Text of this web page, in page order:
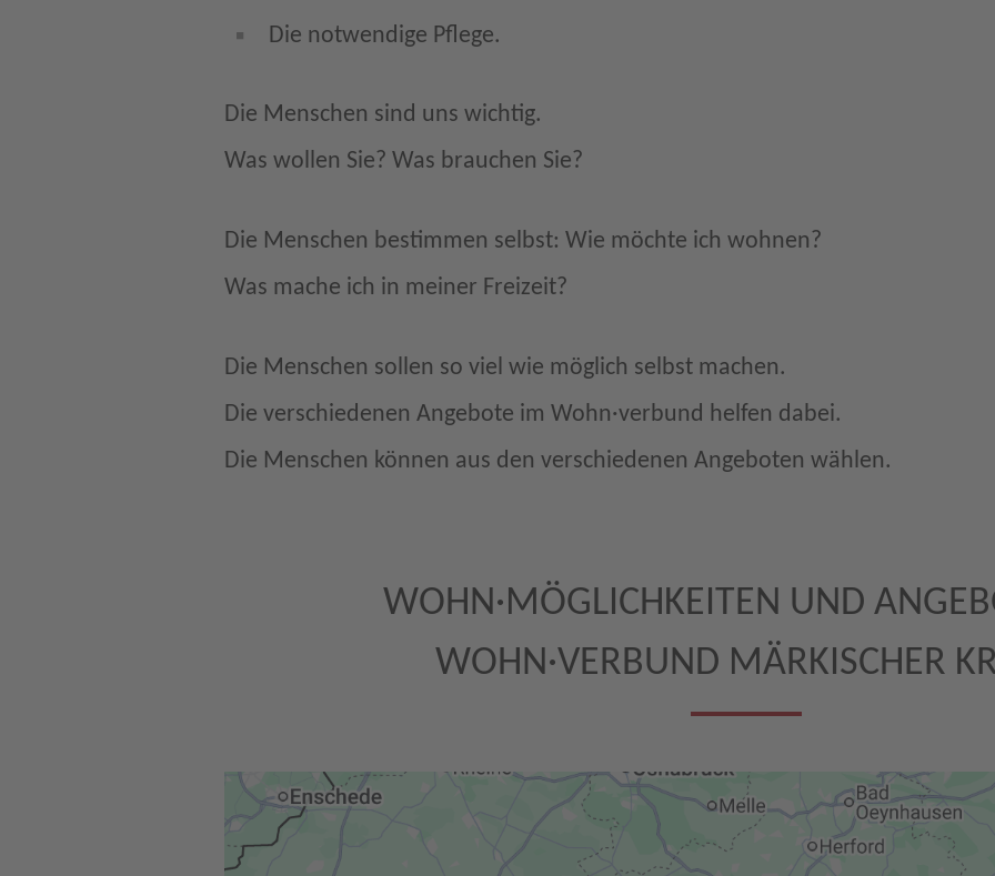
Die notwendige Pflege.
Die Menschen sind uns wichtig.
Was wollen Sie? Was brauchen Sie?
Die Menschen bestimmen selbst: Wie möchte ich wohnen?
Was mache ich in meiner Freizeit?
Die Menschen sollen so viel wie möglich selbst machen.
Die verschiedenen Angebote im Wohn·verbund helfen dabei.
Die Menschen können aus den verschiedenen Angeboten wählen.
WOHN·MÖGLICHKEITEN UND
WOHN·VERBUND MÄRKISCHER